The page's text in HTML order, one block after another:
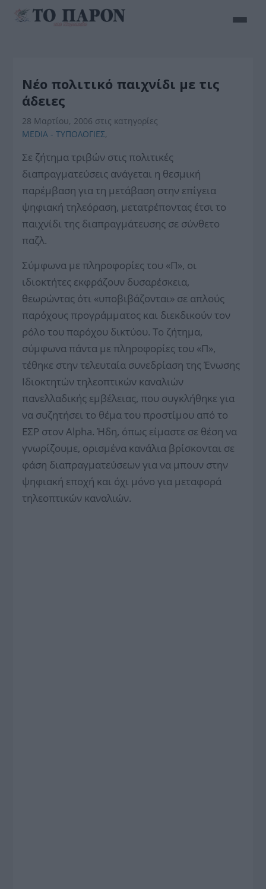
Νέο πολιτικό παιχνίδι με τις
άδειες
28 Μαρτίου, 2006 στις κατηγορίες
MEDIA - ΤΥΠΟΛΟΓΙΕΣ,
Σε ζήτημα τριβών στις πολιτικές
διαπραγματεύσεις ανάγεται η θεσμική
παρέμβαση για τη μετάβαση στην επίγεια
ψηφιακή τηλεόραση, μετατρέποντας έτσι το
παιχνίδι της διαπραγμάτευσης σε σύνθετο
παζλ.
Σύμφωνα με πληροφορίες του «Π», οι
ιδιοκτήτες εκφράζουν δυσαρέσκεια,
θεωρώντας ότι «υποβιβάζονται» σε απλούς
παρόχους προγράμματος και διεκδικούν τον
ρόλο του παρόχου δικτύου. Το ζήτημα,
σύμφωνα πάντα με πληροφορίες του «Π»,
τέθηκε στην τελευταία συνεδρίαση της Ένωσης
Ιδιοκτητών τηλεοπτικών καναλιών
πανελλαδικής εμβέλειας, που συγκλήθηκε για
να συζητήσει το θέμα του προστίμου από το
ΕΣΡ στον Alpha. Ήδη, όπως είμαστε σε θέση να
γνωρίζουμε, ορισμένα κανάλια βρίσκονται σε
φάση διαπραγματεύσεων για να μπουν στην
ψηφιακή εποχή και όχι μόνο για μεταφορά
τηλεοπτικών καναλιών.